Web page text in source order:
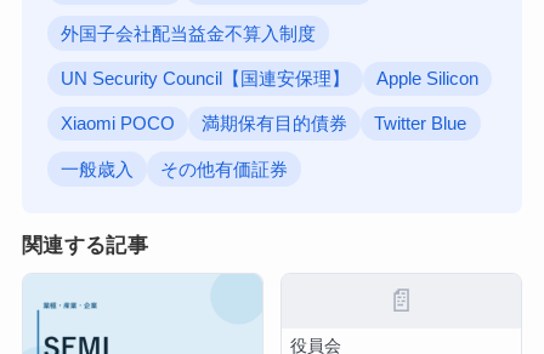
外国子会社配当益金不算入制度
UN Security Council【国連安保理】 Apple Silicon
Xiaomi POCO 満期保有目的債券 Twitter Blue
一般歳入 その他有価証券
関連する記事
📄
役員会